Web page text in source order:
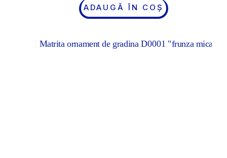
ADAUGĂ ÎN COȘ